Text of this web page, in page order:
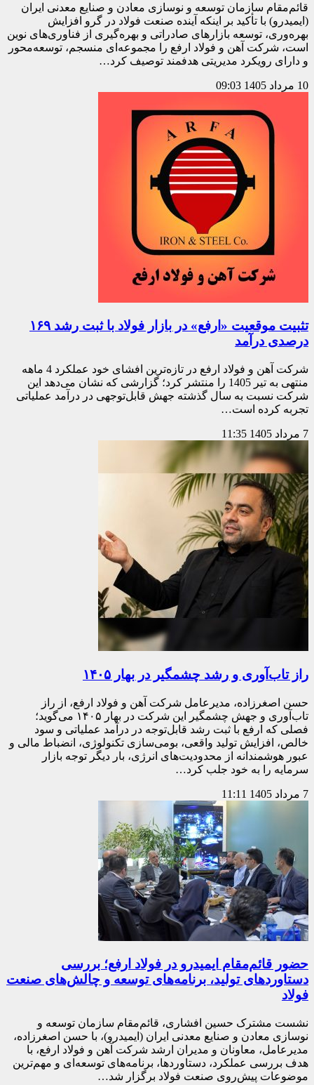
قائم‌مقام سازمان توسعه و نوسازی معادن و صنایع معدنی ایران
(ایمیدرو) با تأکید بر اینکه آینده صنعت فولاد در گرو افزایش
بهره‌وری، توسعه بازارهای صادراتی و بهره‌گیری از فناوری‌های نوین
است، شرکت آهن و فولاد ارفع را مجموعه‌ای منسجم، توسعه‌محور
و دارای رویکرد مدیریتی هدفمند توصیف کرد…
10 مرداد 1405 09:03
تثبیت موقعیت «ارفع» در بازار فولاد با ثبت رشد ۱۶۹
درصدی درآمد
شرکت آهن و فولاد ارفع در تازه‌ترین افشای خود عملکرد 4 ‌ماهه
منتهی به تیر 1405 را منتشر کرد؛ گزارشی که نشان می‌دهد این
شرکت نسبت به سال گذشته جهش قابل‌توجهی در درآمد عملیاتی
تجربه کرده است…
7 مرداد 1405 11:35
راز تاب‌آوری و رشد چشمگیر در بهار ۱۴۰۵
حسن اصغرزاده، مدیرعامل شرکت آهن و فولاد ارفع، از راز
تاب‌آوری و جهش چشمگیر این شرکت در بهار ۱۴۰۵ می‌گوید؛
فصلی که ارفع با ثبت رشد قابل‌توجه در درآمد عملیاتی و سود
خالص، افزایش تولید واقعی، بومی‌سازی تکنولوژی، انضباط مالی و
عبور هوشمندانه از محدودیت‌های انرژی، بار دیگر توجه بازار
سرمایه را به خود جلب کرد…
7 مرداد 1405 11:11
حضور قائم‌مقام ایمیدرو در فولاد ارفع؛ بررسی
دستاوردهای تولید، برنامه‌های توسعه و چالش‌های صنعت
فولاد
نشست مشترک حسین افشاری، قائم‌مقام سازمان توسعه و
نوسازی معادن و صنایع معدنی ایران (ایمیدرو)، با حسن اصغرزاده،
مدیرعامل، معاونان و مدیران ارشد شرکت آهن و فولاد ارفع، با
هدف بررسی عملکرد، دستاوردها، برنامه‌های توسعه‌ای و مهم‌ترین
موضوعات پیش‌روی صنعت فولاد برگزار شد…